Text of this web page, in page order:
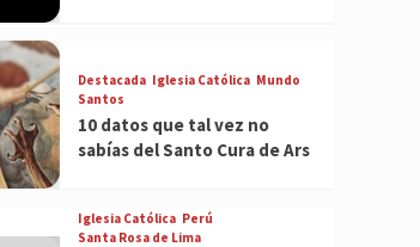
Destacada Iglesia Católica Mundo
Santos
10 datos que tal vez no
sabías del Santo Cura de Ars
Iglesia Católica Perú
Santa Rosa de Lima